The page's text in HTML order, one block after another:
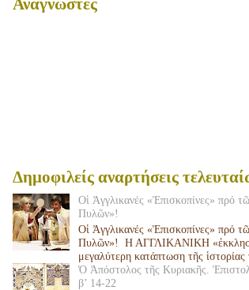
Δημοφιλείς αναρτήσεις
Οἱ Ἀγγλικανές «Ἐπισκοπίνες» πρό
Πυλῶν»!
Οἱ Ἀγγλικανές «Ἐπισκοπίνες» πρό
Πυλῶν»! Η ΑΓΓΛΙΚΑΝΙΚΗ
μεγαλύτερη κατάπτωση τῆς ἱστορίας
Ὁ Ἀπόστολος τῆς Κυριακῆς.
β’ 14-22